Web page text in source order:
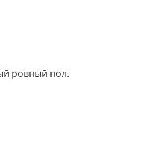
ровный пол.